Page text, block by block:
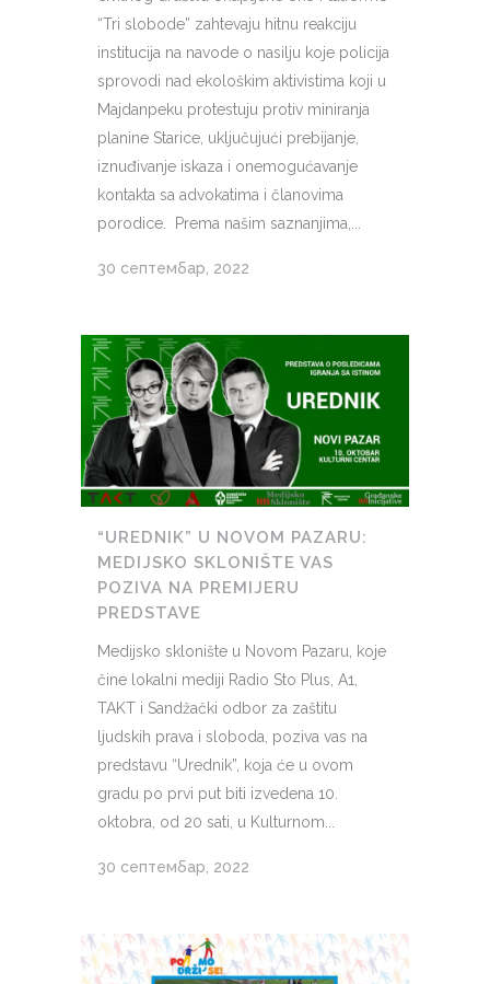
“Tri slobode” zahtevaju hitnu reakciju
institucija na navode o nasilju koje policija
sprovodi nad ekološkim aktivistima koji u
Majdanpeku protestuju protiv miniranja
planine Starice, uključujući prebijanje,
iznuđivanje iskaza i onemogućavanje
kontakta sa advokatima i članovima
porodice. Prema našim saznanjima,...
30 септембар, 2022
“UREDNIK” U NOVOM PAZARU:
MEDIJSKO SKLONIŠTE VAS
POZIVA NA PREMIJERU
PREDSTAVE
Medijsko sklonište u Novom Pazaru, koje
čine lokalni mediji Radio Sto Plus, A1,
TAKT i Sandžački odbor za zaštitu
ljudskih prava i sloboda, poziva vas na
predstavu “Urednik”, koja će u ovom
gradu po prvi put biti izvedena 10.
oktobra, od 20 sati, u Kulturnom...
30 септембар, 2022